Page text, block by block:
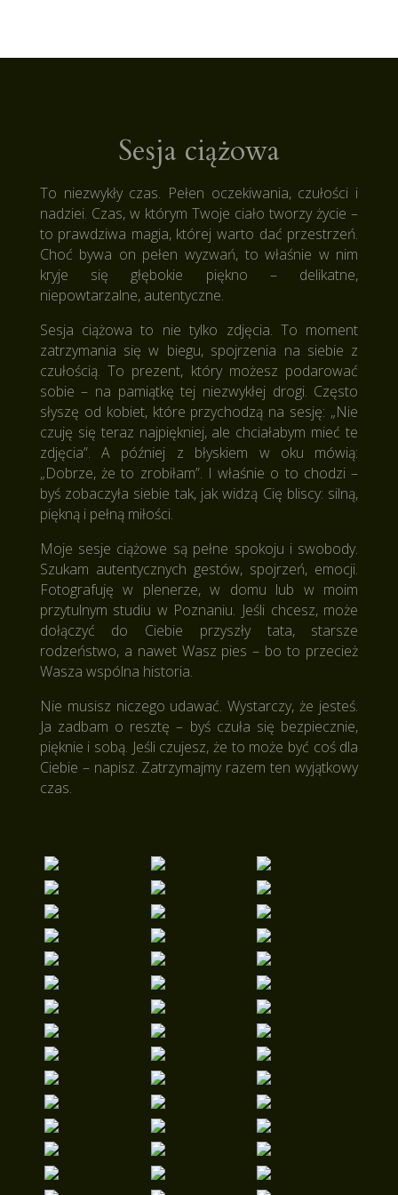
Sesja ciążowa
To niezwykły czas. Pełen oczekiwania, czułości i
nadziei. Czas, w którym Twoje ciało tworzy życie –
to prawdziwa magia, której warto dać przestrzeń.
Choć bywa on pełen wyzwań, to właśnie w nim
kryje się głębokie piękno – delikatne,
niepowtarzalne, autentyczne.
Sesja ciążowa to nie tylko zdjęcia. To moment
zatrzymania się w biegu, spojrzenia na siebie z
czułością. To prezent, który możesz podarować
sobie – na pamiątkę tej niezwykłej drogi. Często
słyszę od kobiet, które przychodzą na sesję: „Nie
czuję się teraz najpiękniej, ale chciałabym mieć te
zdjęcia”. A później z błyskiem w oku mówią:
„Dobrze, że to zrobiłam”. I właśnie o to chodzi –
byś zobaczyła siebie tak, jak widzą Cię bliscy: silną,
piękną i pełną miłości.
Moje sesje ciążowe są pełne spokoju i swobody.
Szukam autentycznych gestów, spojrzeń, emocji.
Fotografuję w plenerze, w domu lub w moim
przytulnym studiu w Poznaniu. Jeśli chcesz, może
dołączyć do Ciebie przyszły tata, starsze
rodzeństwo, a nawet Wasz pies – bo to przecież
Wasza wspólna historia.
Nie musisz niczego udawać. Wystarczy, że jesteś.
Ja zadbam o resztę – byś czuła się bezpiecznie,
pięknie i sobą. Jeśli czujesz, że to może być coś dla
Ciebie – napisz. Zatrzymajmy razem ten wyjątkowy
czas.